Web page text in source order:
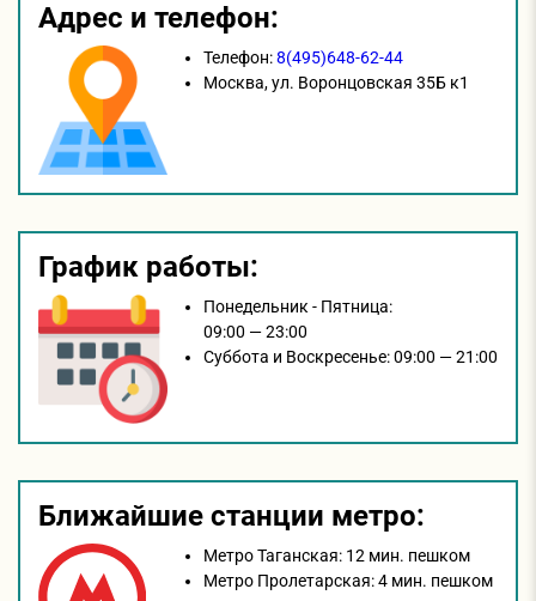
Адрес и телефон:
Телефон:8(495)648-62-44
Москва,ул. Воронцовская 35Б к1
График работы:
Понедельник - Пятница:
09:00 — 23:00
Суббота и Воскресенье:09:00 — 21:00
Ближайшие станции метро:
Метро Таганская: 12 мин. пешком
Метро Пролетарская:4 мин. пешком